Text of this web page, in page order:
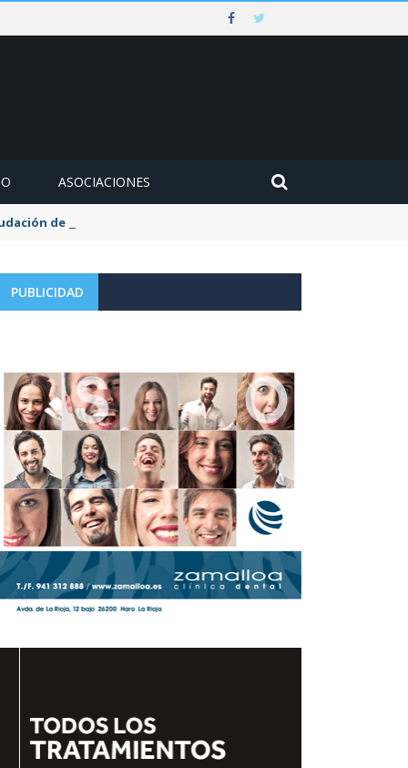
ASOCIACIONES
de la tasa de aguas y basuras
PUBLICIDAD